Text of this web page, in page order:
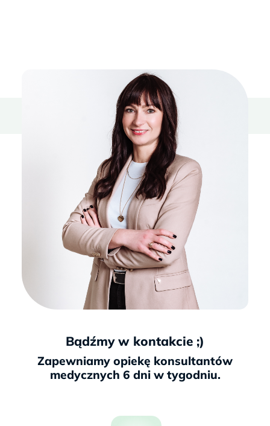
Bądźmy w kontakcie ;)